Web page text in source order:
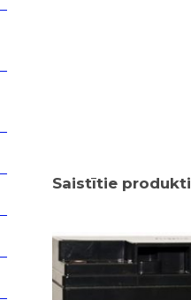
Saistītie produkti